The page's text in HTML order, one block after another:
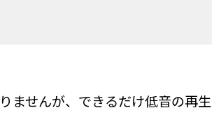
ませんが、できるだけ低音の再生